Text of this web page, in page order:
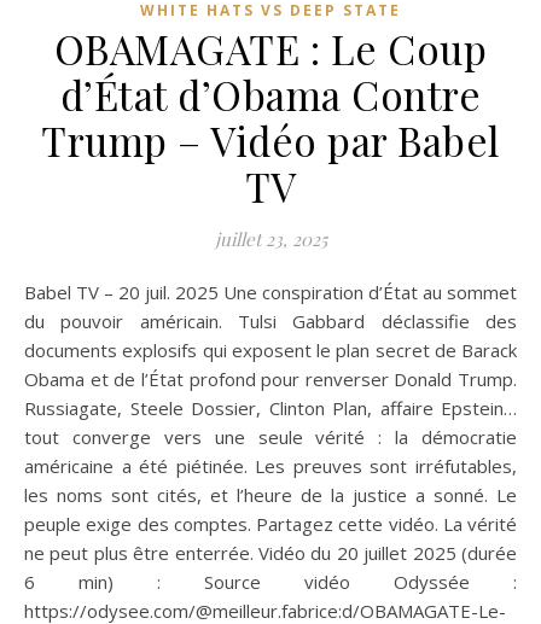
WHITE HATS VS DEEP STATE
OBAMAGATE : Le Coup
d’État d’Obama Contre
Trump – Vidéo par Babel
TV
juillet 23, 2025
Babel TV – 20 juil. 2025 Une conspiration d’État au sommet
du pouvoir américain. Tulsi Gabbard déclassifie des
documents explosifs qui exposent le plan secret de Barack
Obama et de l’État profond pour renverser Donald Trump.
Russiagate, Steele Dossier, Clinton Plan, affaire Epstein…
tout converge vers une seule vérité : la démocratie
américaine a été piétinée. Les preuves sont irréfutables,
les noms sont cités, et l’heure de la justice a sonné. Le
peuple exige des comptes. Partagez cette vidéo. La vérité
ne peut plus être enterrée. Vidéo du 20 juillet 2025 (durée
6 min) : Source vidéo Odyssée :
https://odysee.com/@meilleur.fabrice:d/OBAMAGATE-Le-